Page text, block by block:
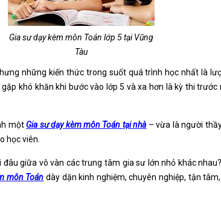
Gia sư dạy kèm môn Toán lớp 5 tại Vũng
Tàu
những kiến thức trong suốt quá trình học nhất là
khó khăn khi bước vào lớp 5 và xa hơn là kỳ thi
một Gia sư dạy kèm môn Toán tại nhà – vừa là người
học viên.
giữa vô vàn các trung tâm gia sư lớn nhỏ khác
môn Toán dày dặn kinh nghiệm, chuyên nghiệp, tận